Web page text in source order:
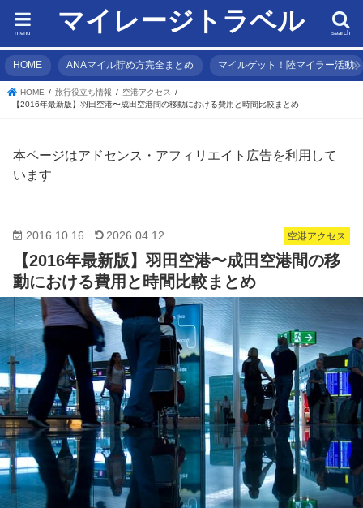
マイレージトラベル search
menu
HOME ANAマイル貯め方完全まとめ マイルゲット！陸マイラー活動
HOME 旅行役立ち情報
空港アクセス
【2016年最新版】羽田空港〜成田空港間の移動における費用と時間比較まとめ
本ページはアドセンス・アフィリエイト広告を利用して
います
空港アクセス
2016.10.16 2026.04.12
【2016年最新版】羽田空港〜成田空港間の移
動における費用と時間比較まとめ